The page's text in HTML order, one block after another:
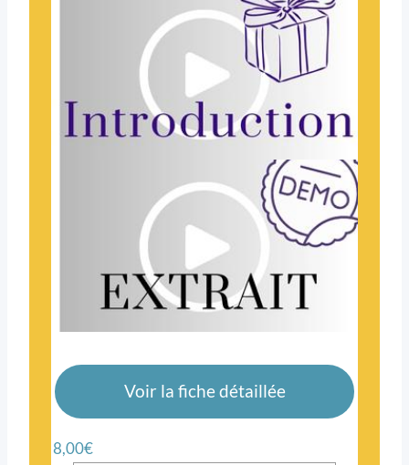
Voir la fiche détaillée
8,00€